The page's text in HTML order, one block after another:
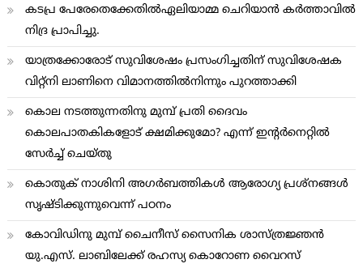
കടപ്ര പേരേതെക്കേതിൽഏലിയാമ്മ ചെറിയാൻ കർത്താവിൽ
നിദ്ര പ്രാപിച്ചു.
യാത്രക്കോരോട് സുവിശേഷം പ്രസംഗിച്ചതിന് സുവിശേഷക
വിറ്റ്നി ലാണിനെ വിമാനത്തില്‍നിന്നും പുറത്താക്കി
കൊല നടത്തുന്നതിനു മുമ്പ് പ്രതി ദൈവം
കൊലപാതകികളോട് ക്ഷമിക്കുമോ? എന്ന് ഇന്റര്‍നെറ്റില്‍
സേര്‍ച്ച് ചെയ്തു
കൊതുക് നാശിനി അഗര്‍ബത്തികള്‍ ആരോഗ്യ പ്രശ്നങ്ങള്‍
സൃഷ്ടിക്കുന്നുവെന്ന് പഠനം
കോവിഡിനു മുമ്പ് ചൈനീസ് സൈനിക ശാസ്ത്രജ്ഞന്‍
യു.എസ്. ലാബിലേക്ക് രഹസ്യ കൊറോണ വൈറസ്